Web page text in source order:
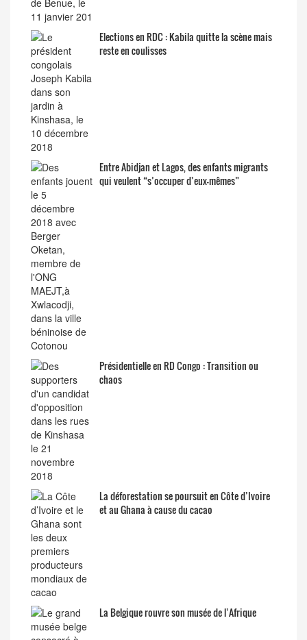
Elections en RDC : Kabila quitte la scène mais
reste en coulisses
Entre Abidjan et Lagos, des enfants migrants
qui veulent “s’occuper d’eux-mêmes”
Présidentielle en RD Congo : Transition ou
chaos
La déforestation se poursuit en Côte d’Ivoire
et au Ghana à cause du cacao
La Belgique rouvre son musée de l’Afrique